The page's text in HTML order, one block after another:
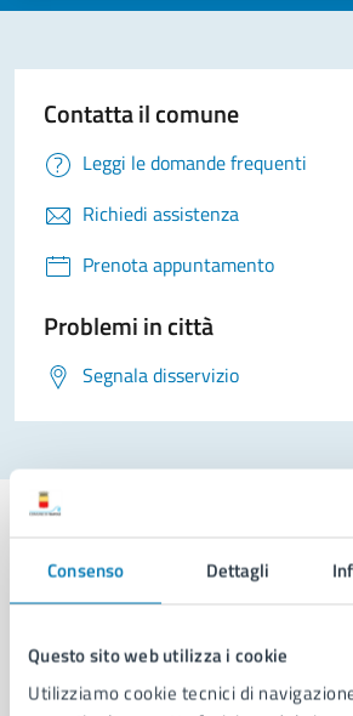
Consenso Dettagli
Questo sito web utilizza i cookie
Utilizziamo cookie tecnici di
Contatta il comune
Leggi le domande frequenti
Richiedi assistenza
Prenota appuntamento
Problemi in città
Segnala disservizio
Comune di Napoli
AMMINISTRAZIONE